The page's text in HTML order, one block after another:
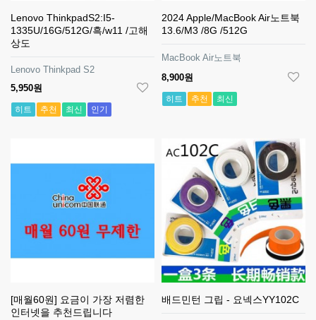
Lenovo ThinkpadS2:I5-
1335U/16G/512G/흑/w11 /고해
상도
Lenovo Thinkpad S2
5,950원
히트 추천 최신 인기
2024 Apple/MacBook Air노트북
13.6/M3 /8G /512G
MacBook Air노트북
8,900원
히트 추천 최신
[매월60원] 요금이 가장 저렴한
인터넷을 추천드립니다
배드민턴 그립 - 요넥스YY102C